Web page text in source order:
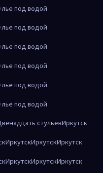
под водой
под водой
под водой
под водой
под водой
под водой
стульевИркутск
ИркутскИркутскИркутск
ИркутскИркутскИркутск